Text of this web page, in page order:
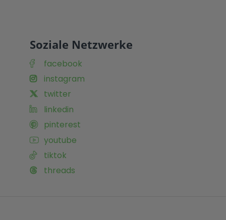
Soziale Netzwerke
facebook
instagram
twitter
linkedin
pinterest
youtube
tiktok
threads